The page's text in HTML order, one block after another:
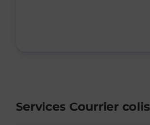
Services Courrier colis